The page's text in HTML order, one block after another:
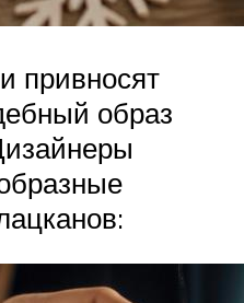
привносят
образ